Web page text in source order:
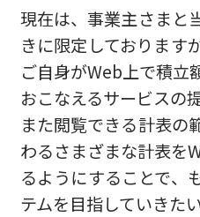
現在は、事業主さまと
きに限定しております
ご自身がWeb上で積立
おこなえるサービスの
また閲覧できる計表の
わるさまざまな計表を
るようにすることで、
テムを目指していきたい